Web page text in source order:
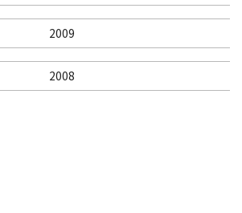
2009
2008